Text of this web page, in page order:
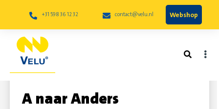
+31 598 36 12 32 contact@velu.nl Webshop
Installatie & Bouw: Van
A naar Anders